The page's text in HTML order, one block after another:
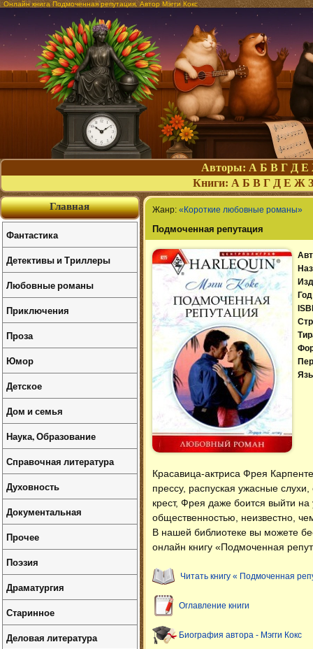
Онлайн книга Подмоченная репутация. Автор Мэгги Кокс
Авторы: А Б В Г Д Е
Книги: А Б В Г Д Е Ж З
Жанр: «Короткие любовные романы»
Подмоченная репутация
Красавица-актриса Фрея
прессу, распуская ужасные
крест, Фрея даже боится выйти
общественностью, неизвестно,
В нашей библиотеке вы можете
онлайн книгу «Подмоченная
Читать книгу « Подмоченная
Оглавление книги
Биография автора - Мэгги Кокс
Главная
Фантастика
Детективы и Триллеры
Любовные романы
Приключения
Проза
Юмор
Детское
Дом и семья
Наука, Образование
Справочная литература
Духовность
Документальная
Прочее
Поэзия
Драматургия
Старинное
Деловая литература